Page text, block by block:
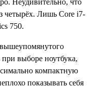
Неудивительно, что
четырёх. Лишь Core i7-
750.
при выборе ноутбука,
компактную
показывать себя